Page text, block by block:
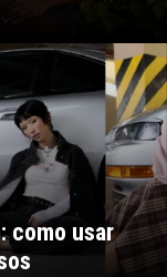
como usar